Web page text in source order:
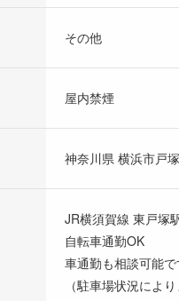
その他
屋内禁煙
神奈川県 横浜市戸
JR横須賀線 東戸塚
自転車通勤OK
車通勤も相談可能
（駐車場状況によ